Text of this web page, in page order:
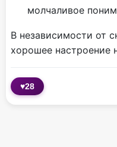
молчаливое
В независимости от
хорошее настроение
♥28